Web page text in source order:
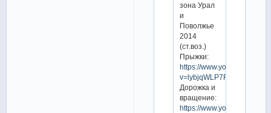
зона Урал
и
Поволжье
2014
(ст.воз.)
Прыжки:
https://www.youtube.com/
v=lybjqWLP7R8
Дорожка и
вращение:
https://www.youtube.com/